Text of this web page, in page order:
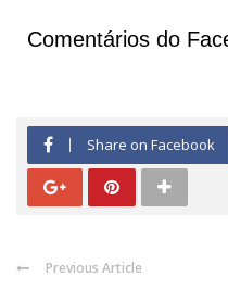
Comentários do
Share on Facebook
Previous Article